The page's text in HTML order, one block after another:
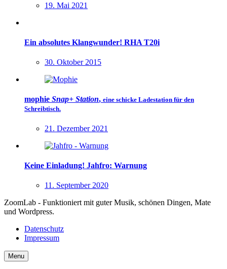
19. Mai 2021
Ein absolutes Klangwunder! RHA T20i
30. Oktober 2015
mophie Snap+ Station, eine schicke Ladestation für den
Schreibtisch.
21. Dezember 2021
Keine Einladung! Jahfro: Warnung
11. September 2020
ZoomLab - Funktioniert mit guter Musik, schönen Dingen, Mate
und Wordpress.
Datenschutz
Impressum
Menu